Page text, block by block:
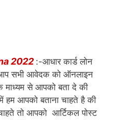
2022 :-आधार कार्ड लोन
सभी आवेदक को ऑनलाइन
माध्यम से आपको बता दे की
हम आपको बताना चाहते है की
तो आपको आर्टिकल पोस्ट